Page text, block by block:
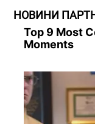
НОВИНИ
Top 9 Most
Moments